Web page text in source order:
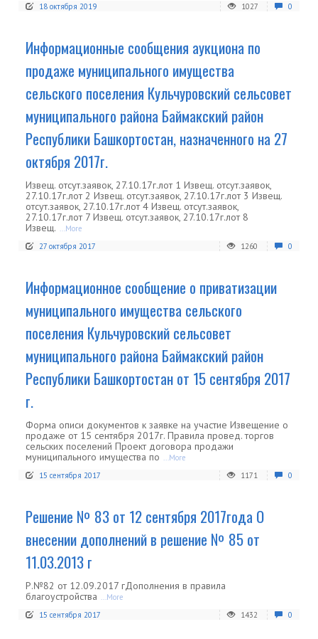
18 октября 2019
1027 0
Информационные сообщения аукциона по
продаже муниципального имущества
сельского поселения Кульчуровский сельсовет
муниципального района Баймакский район
Республики Башкортостан, назначенного на 27
октября 2017г.
Извещ. отсут.заявок, 27.10.17г.лот 1 Извещ. отсут.заявок,
27.10.17г.лот 2 Извещ. отсут.заявок, 27.10.17г.лот 3 Извещ.
отсут.заявок, 27.10.17г.лот 4 Извещ. отсут.заявок,
27.10.17г.лот 7 Извещ. отсут.заявок, 27.10.17г.лот 8
Извещ. ...More
27 октября 2017
1260 0
Информационное сообщение о приватизации
муниципального имущества сельского
поселения Кульчуровский сельсовет
муниципального района Баймакский район
Республики Башкортостан от 15 сентября 2017
г.
Форма описи документов к заявке на участие Извещение о
продаже от 15 сентября 2017г. Правила провед. торгов
сельских поселений Проект договора продажи
муниципального имущества по ...More
15 сентября 2017
1171 0
Решение № 83 от 12 сентября 2017года О
внесении дополнений в решение № 85 от
11.03.2013 г
Р.№82 от 12.09.2017 гДополнения в правила
благоустройства ...More
15 сентября 2017
1432 0